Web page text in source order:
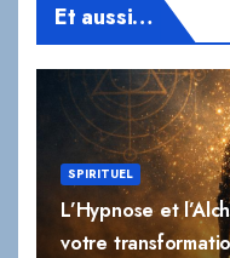
Et aussi…
SPIRITUEL
L’Hypnose et
votre